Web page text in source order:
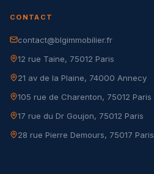
CONTACT
contact@blgimmobilier.fr
12 rue Taine, 75012 Paris
21 av de la Plaine, 74000 Annecy
105 rue de Charenton, 75012 Paris
17 rue du Dr Goujon, 75012 Paris
28 rue Pierre Demours, 75017 Paris